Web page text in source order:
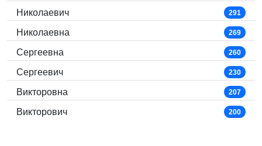
Николаевич 291
Николаевна 269
Сергеевна 260
Сергеевич 230
Викторовна 207
Викторович 200